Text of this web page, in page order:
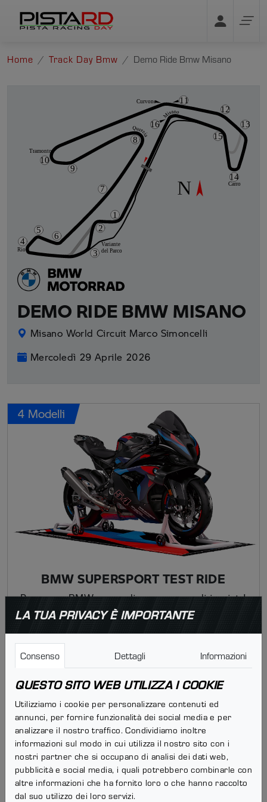
Home Track Day Bmw Demo Ride Bmw Misano
DEMO RIDE BMW MISANO
Misano World Circuit Marco Simoncelli
Mercoledì 29 Aprile 2026
4 Modelli
BMW SUPERSPORT TEST RIDE
Prova una BMW nuova di zecca e scendi in pista!
LA TUA PRIVACY È IMPORTANTE
Consenso Dettagli Informazioni
QUESTO SITO WEB UTILIZZA I COOKIE
Utilizziamo i cookie per personalizzare contenuti ed
annunci, per fornire funzionalità dei social media e per
analizzare il nostro traffico. Condividiamo inoltre
informazioni sul modo in cui utilizza il nostro sito con i
nostri partner che si occupano di analisi dei dati web,
pubblicità e social media, i quali potrebbero combinarle con
altre informazioni che ha fornito loro o che hanno raccolto
dal suo utilizzo dei loro servizi.